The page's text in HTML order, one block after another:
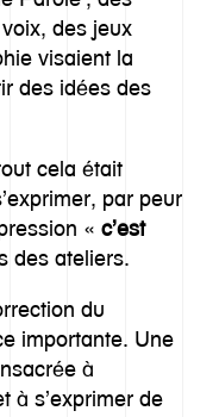
des jeux
visaient la
des idées des
cela était
par peur
« c’est
des ateliers.
du
importante. Une
à
à s’exprimer de